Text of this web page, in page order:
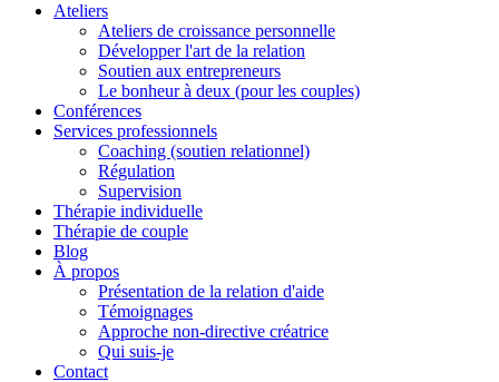
Ateliers
Ateliers de croissance personnelle
Développer l'art de la relation
Soutien aux entrepreneurs
Le bonheur à deux (pour les couples)
Conférences
Services professionnels
Coaching (soutien relationnel)
Régulation
Supervision
Thérapie individuelle
Thérapie de couple
Blog
À propos
Présentation de la relation d'aide
Témoignages
Approche non-directive créatrice
Qui suis-je
Contact